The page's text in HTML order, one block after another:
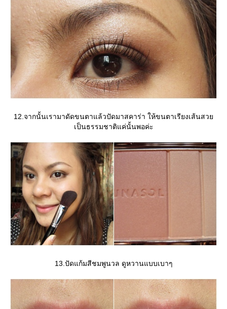
12.จากนั้นเรามาดัดขนตาแล้วปัดมาสคาร่า ให้ขนตาเรียงเส้นสว
เป็นธรรมชาติแค่นั้นพอค่ะ
13.ปัดแก้มสีชมพูนวล ดูหวานแบบเบาๆ